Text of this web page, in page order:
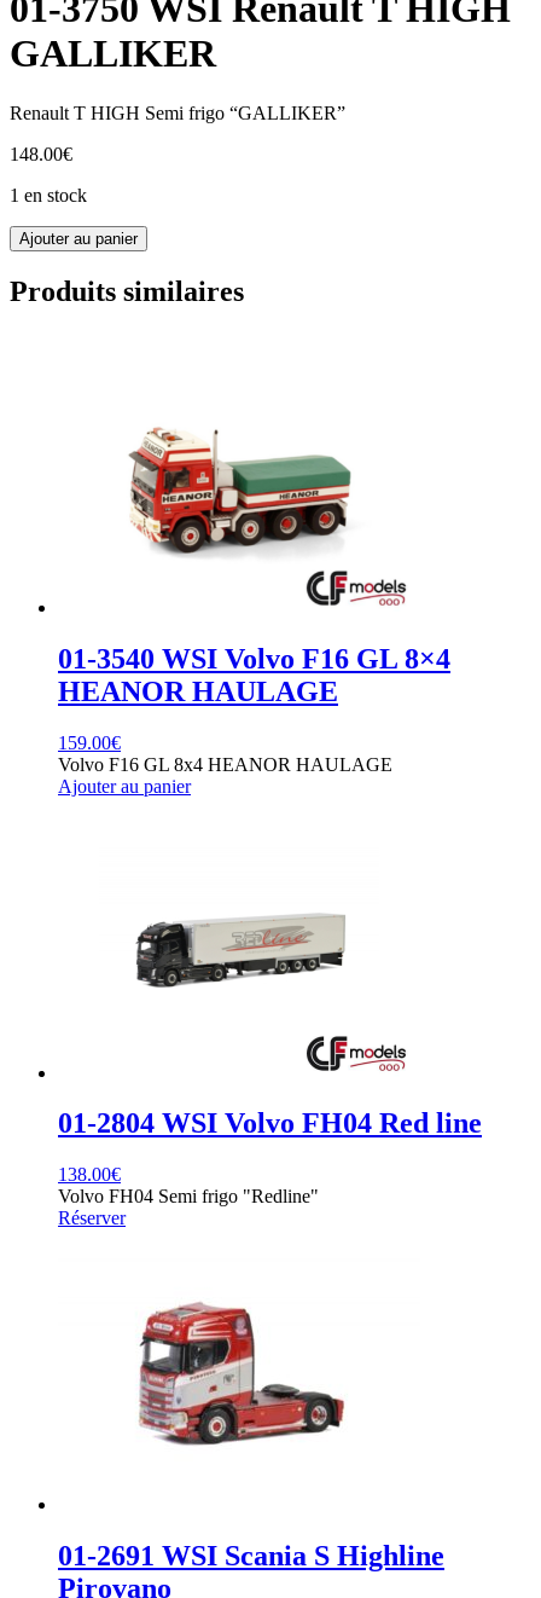
01-3750 WSI Renault T HIGH
GALLIKER
Renault T HIGH Semi frigo “GALLIKER”
148.00€
1 en stock
quantité
de
01-
3750
Ajouter au panier
Produits similaires
01-3540 WSI Volvo F16 GL 8×4
HEANOR HAULAGE
159.00€
Volvo F16 GL 8x4 HEANOR HAULAGE
Ajouter au panier
01-2804 WSI Volvo FH04 Red line
138.00€
Volvo FH04 Semi frigo "Redline"
Réserver
01-2691 WSI Scania S Highline
Pirovano